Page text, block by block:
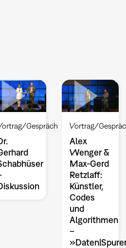
Gespräch Vortrag/
Alex
Wenger &
Max-Gerd
Retzlaff:
Künstler,
Codes
und
Algorithmen
–